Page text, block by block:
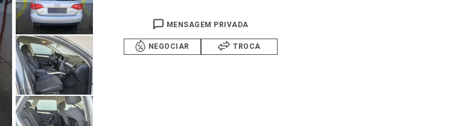
MENSAGEM PRIVADA
NEGOCIAR TROCA